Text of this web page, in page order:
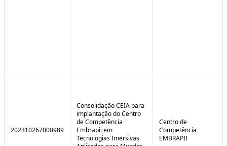
202310267000989
Consolidação CEIA para
implantação do Centro
de Competência
Embrapii em
Tecnologias Imersivas
Centro de
Competência
EMBRAPII